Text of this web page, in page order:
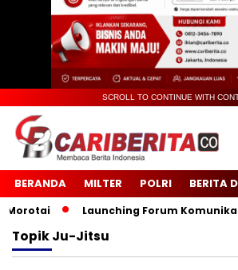
SCROLL TO CONTINUE WITH
BERANDA MILTER POLRI BERITA
Launching Forum Komunikasi
TopikJu-Jitsu